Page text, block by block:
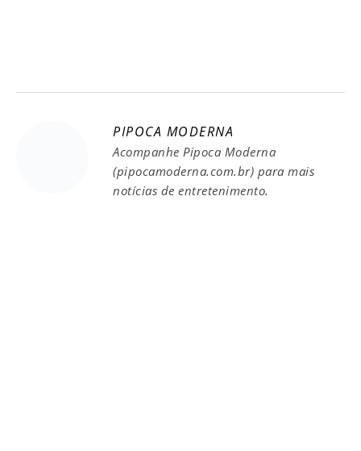
PIPOCA MODERNA
Acompanhe Pipoca Moderna
(pipocamoderna.com.br) para mais
notícias de entretenimento.